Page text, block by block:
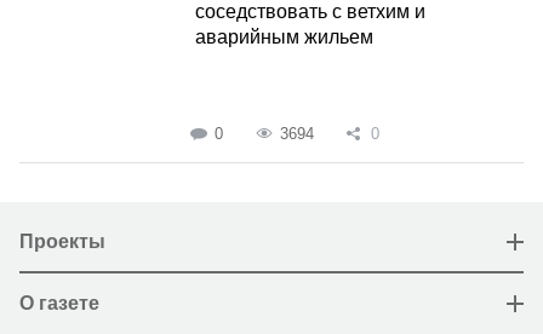
соседствовать с ветхим и
аварийным жильем
0 3694 0
Проекты
О газете